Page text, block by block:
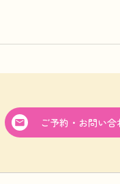
ご予約・お問い合